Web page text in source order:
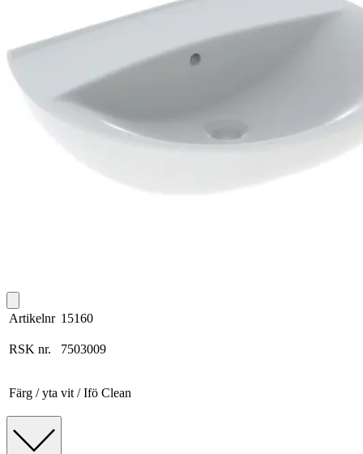
Artikelnr 15160
RSK nr. 7503009
Färg / yta vit / Ifö Clean